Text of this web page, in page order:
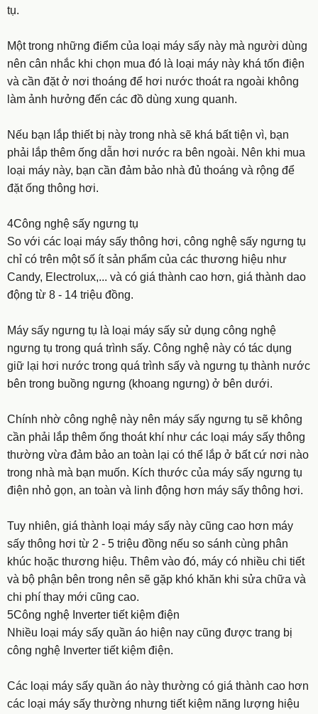
tụ.
Một trong những điểm của loại máy sấy này mà người dùng
nên cân nhắc khi chọn mua đó là loại máy này khá tốn điện
và cần đặt ở nơi thoáng để hơi nước thoát ra ngoài không
làm ảnh hưởng đến các đồ dùng xung quanh.
Nếu bạn lắp thiết bị này trong nhà sẽ khá bất tiện vì, bạn
phải lắp thêm ống dẫn hơi nước ra bên ngoài. Nên khi mua
loại máy này, bạn cần đảm bảo nhà đủ thoáng và rộng để
đặt ống thông hơi.
4Công nghệ sấy ngưng tụ
So với các loại máy sấy thông hơi, công nghệ sấy ngưng tụ
chỉ có trên một số ít sản phẩm của các thương hiệu như
Candy, Electrolux,... và có giá thành cao hơn, giá thành dao
động từ 8 - 14 triệu đồng.
Máy sấy ngưng tụ là loại máy sấy sử dụng công nghệ
ngưng tụ trong quá trình sấy. Công nghệ này có tác dụng
giữ lại hơi nước trong quá trình sấy và ngưng tụ thành nước
bên trong buồng ngưng (khoang ngưng) ở bên dưới.
Chính nhờ công nghệ này nên máy sấy ngưng tụ sẽ không
cần phải lắp thêm ống thoát khí như các loại máy sấy thông
thường vừa đảm bảo an toàn lại có thể lắp ở bất cứ nơi nào
trong nhà mà bạn muốn. Kích thước của máy sấy ngưng tụ
điện nhỏ gọn, an toàn và linh động hơn máy sấy thông hơi.
Tuy nhiên, giá thành loại máy sấy này cũng cao hơn máy
sấy thông hơi từ 2 - 5 triệu đồng nếu so sánh cùng phân
khúc hoặc thương hiệu. Thêm vào đó, máy có nhiều chi tiết
và bộ phận bên trong nên sẽ gặp khó khăn khi sửa chữa và
chi phí thay mới cũng cao.
5Công nghệ Inverter tiết kiệm điện
Nhiều loại máy sấy quần áo hiện nay cũng được trang bị
công nghệ Inverter tiết kiệm điện.
Các loại máy sấy quần áo này thường có giá thành cao hơn
các loại máy sấy thường nhưng tiết kiệm năng lượng hiệu